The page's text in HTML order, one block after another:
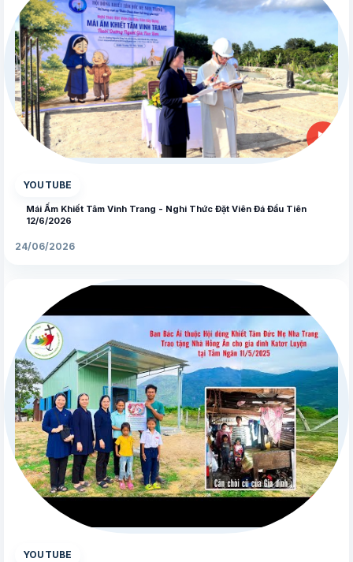
▶
YOUTUBE
Mái Ấm Khiết Tâm Vinh Trang - Nghi Thức Đặt Viên Đá Đầu Tiên
12/6/2026
24/06/2026
YOUTUBE